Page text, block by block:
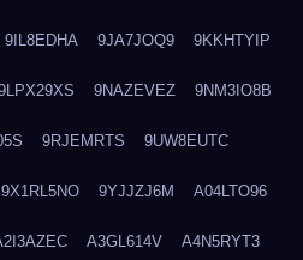
9IL8EDHA 9JA7JOQ9 9KKHTYIP
9NAZEVEZ 9NM3IO8B
9RJEMRTS 9UW8EUTC
9X1RL5NO 9YJJZJ6M A04LTO96
A3GL614V A4N5RYT3